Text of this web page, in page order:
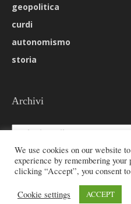
geopolitica
curdi
autonomismo
storia
Archivi
Archivi
© 2026 All rights
We use cookies on our website
experience by remembering
clicking “Accept”, you consent
Cookie settings ACCEPT